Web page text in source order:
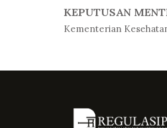
Kementerian
In Peratur...